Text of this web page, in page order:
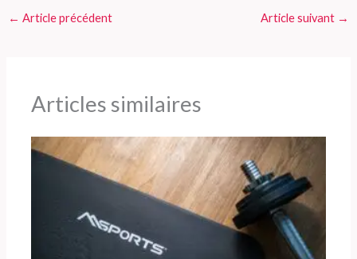
← Article précédent Article suivant →
Articles similaires